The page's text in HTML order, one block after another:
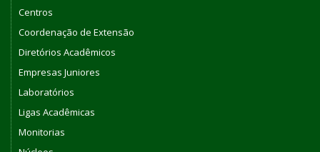
Centros
Coordenação de Extensão
Diretórios Acadêmicos
Empresas Juniores
Laboratórios
Ligas Acadêmicas
Monitorias